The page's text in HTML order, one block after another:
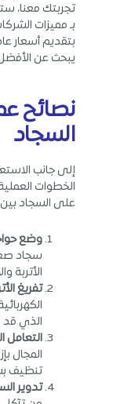
تجربتك معنا،
بـ مميزات
بتقديم أسعار
يبحث عن
نصائح
السجاد
إلى جانب
الخطوات
على السجاد بين
وضع
سجاد
الأتربة
تفريغ
الذي قد
التعامل
المجال
تنظيف
تدوير